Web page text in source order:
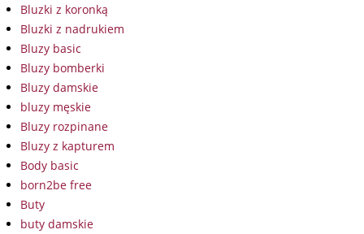
Bluzki z koronką
Bluzki z nadrukiem
Bluzy basic
Bluzy bomberki
Bluzy damskie
bluzy męskie
Bluzy rozpinane
Bluzy z kapturem
Body basic
born2be free
Buty
buty damskie